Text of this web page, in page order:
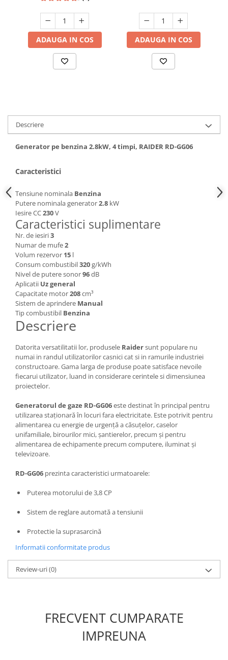
Hota tavan
Hote cupolare
Hote traditionale
Masini de Spalat Rufe & Uscatoare
Accesorii masini de spalat &
Masini automate de spalat rufe
Masini de spalat rufe verticale
Uscatoare de rufe
Masini de spalat vase
Masini de spalat vase incorporabile
Masini de spalat vase
independente
Motoburghiu/Foreza pamant
Pachete Incorporabile
Pirostrii & Arzatoare
Plasa umbrire
Radiatoare
Semanatoare,Plantatoare
Sere
Sobe pe gaz & electrice
Suflante & Aspiratoare
Aspiratoare
Suflante Frunze
Ventilatoare & Sisteme Racire
Aparate de aer conditionat
Foarfeci tuns oi
Incubatoare oua
ADAUGA IN COS ADAUGA IN COS
Descriere
Generator pe benzina 2.8kW, 4 timpi, RAIDER RD-GG06
Caracteristici
Tensiune nominala Benzina
Putere nominala generator2.8 kW
Iesire CC230V
Caracteristici suplimentare
Nr. de iesiri3
Numar de mufe2
Volum rezervor 15 l
Consum combustibil320g/kWh
Nivel de putere sonor96dB
Aplicatii Uz general
Capacitate motor208cm³
Sistem de aprindere Manual
Tip combustibil Benzina
Descriere
Datorita versatilitatii lor, produsele Raidersunt populare nu
numai in randul utilizatorilor casnici cat si in ramurile industriei
constructoare. Gama larga de produse poate satisface nevoile
fiecarui utilizator, luand in considerare cerintele si dimensiunea
proiectelor.
Generatorul de gaze RD-GG06este destinat în principal pentru
utilizarea staționară în locuri fara electricitate. Este potrivit pentru
alimentarea cu energie de urgență a căsuțelor, caselor
unifamiliale, birourilor mici, șantierelor, precum și pentru
alimentarea de echipamente precum computere, iluminat și
televizoare.
RD-GG06 prezinta caracteristici urmatoarele:
Puterea motorului de 3,8 CP
Sistem de reglare automată a tensiunii
Protectie la suprasarcină
Informatii conformitate produs
Review-uri(0)
FRECVENT CUMPARATE
IMPREUNA